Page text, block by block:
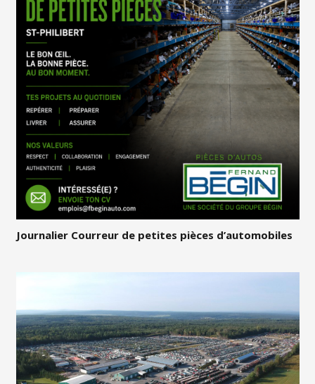
Journalier Courreur de petites pièces d’automobiles